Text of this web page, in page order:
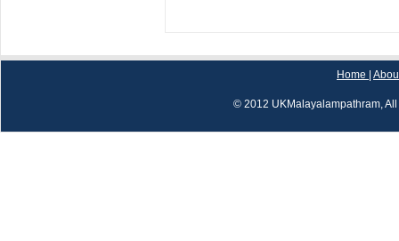
Home
© 2012 UKMalayalampathram,